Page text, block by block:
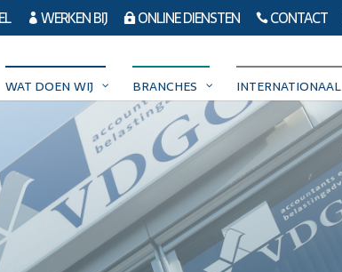
 WERKEN BIJ ONLINE DIENSTEN CONTACT
WAT DOEN WIJ BRANCHES INTERNATIONAAL